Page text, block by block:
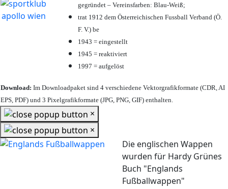
gegründet – Vereinsfarben: Blau-Weiß;
trat 1912 dem Österreichischen Fussball Verband (Ö.
F. V.) be
1943 = eingestellt
1945 = reaktiviert
1997 = aufgelöst
Download: Im Downloadpaket sind 4 verschiedene Vektorgrafikformate (CDR, AI
EPS, PDF) und 3 Pixelgrafikformate (JPG, PNG, GIF) enthalten.
×
×
Die englischen Wappen
wurden für Hardy Grünes
Buch "Englands
Fußballwappen"